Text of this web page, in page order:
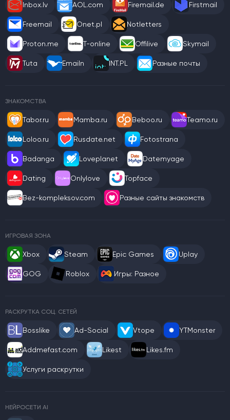
Inbox.lv AOL.com Firemail.de Firstmail
Freemail Onet.pl Notletters
Proton.me T-online Offilive Skymail
Tuta Emailn INT.PL Разные почты
ЗНАКОМСТВА
Tabor.ru Mamba.ru Beboo.ru Teamo.ru
Loloo.ru Rusdate.net Fotostrana
Badanga Loveplanet Datemyage
Dating Onlylove Topface
Bez-kompleksov.com Разные сайты знакомств
ИГРОВАЯ ЗОНА
Xbox Steam Epic Games Uplay
GOG Roblox Игры: Разное
РАСКРУТКА СОЦ. СЕТЕЙ
Bosslike Ad-Social Vtope YTMonster
Addmefast.com Likest Likes.fm
Услуги раскрутки
НЕЙРОСЕТИ AI